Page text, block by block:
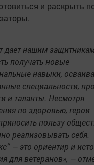
и раскрыть
дает нашим
получать новые
навыки,
специальности,
и таланты. Несмотря
по здоровью, герои
пользу
реализовывать себя.
— это ориентир и
для ветеранов», —